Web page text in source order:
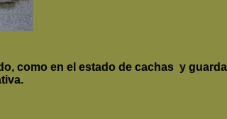
como en el estado de cachas y